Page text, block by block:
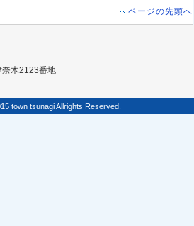
ページの先頭へ
奈木2123番地
town tsunagi Allrights Reserved.